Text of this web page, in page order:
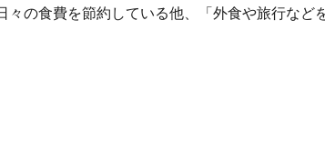
々の食費を節約している他、「外食や旅行など